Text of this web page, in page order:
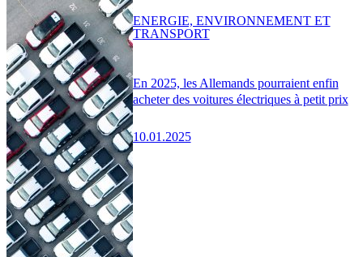
En 2025, les Allemands pourraient enfin
acheter des voitures électriques à petit prix
10.01.2025
ENERGIE, ENVIRONNEMENT ET
TRANSPORT